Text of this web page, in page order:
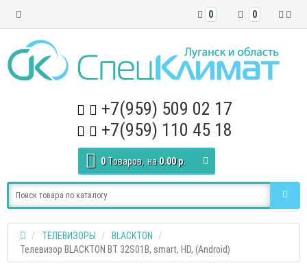
0
0
+7(959) 509 02 17
+7(959) 110 45 18
0 Tоваров, на 0.00 р.
ТЕЛЕВИЗОРЫ
BLACKTON
Телевизор BLACKTON BT 32S01B, smart, HD, (Android)